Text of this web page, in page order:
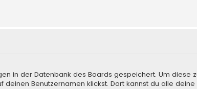
in der Datenbank des Boards gespeichert. Um diese
Benutzernamen klickst. Dort kannst du alle deine